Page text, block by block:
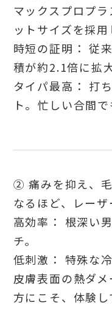
マックスプロプ
ットサイズを採用
時短の証明： 従
積が約2.1倍に拡大
タイパ最高： 打
ト。忙しい合間
② 痛みを抑え、
なるほど、レー
高効率： 根深い
チ。
低刺激： 特殊な
皮膚表面の熱ダ
方にこそ、体験し